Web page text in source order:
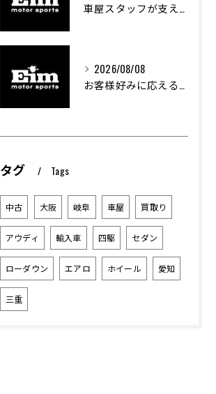
車屋スタッフが支える車両カスタムの魅力と技術進化
2026/08/08
お客様好みに応える中古車選びのポイント
タグ Tags
中古 大阪 岐阜 車屋 買取り
アウディ 輸入車 四駆 セダン
ローダウン エアロ ホイール 愛知
三重